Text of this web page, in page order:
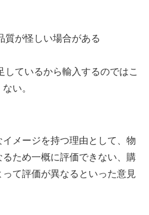
質が怪しい場合がある
しているから輸入するのではこ
い。
メージを持つ理由として、物
ため一概に評価できない、購
て評価が異なるといった意見